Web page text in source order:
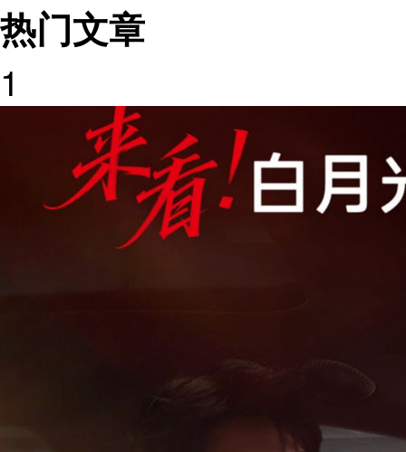
热门文章
1